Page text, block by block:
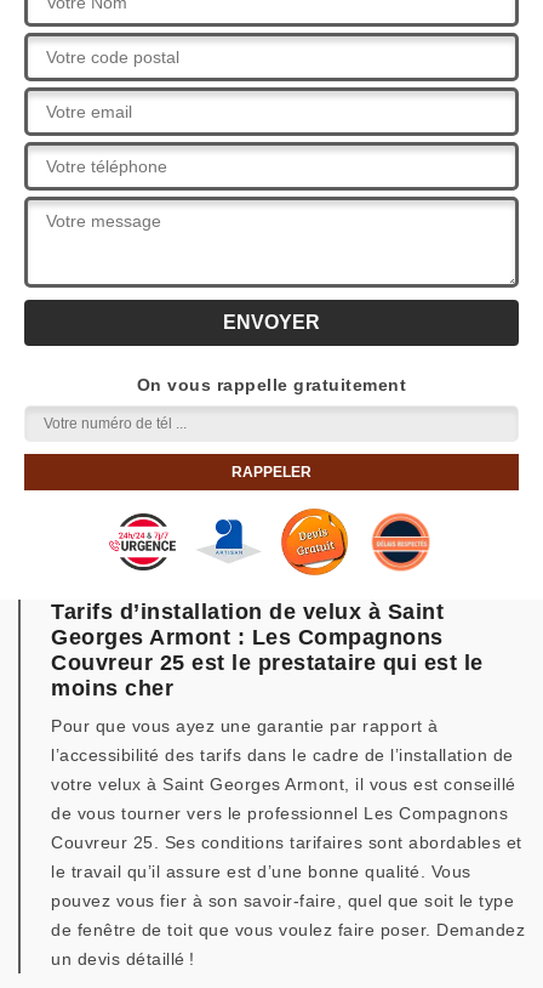
On vous rappelle gratuitement
Tarifs d’installation de velux à Saint
Georges Armont : Les Compagnons
Couvreur 25 est le prestataire qui est le
moins cher
Pour que vous ayez une garantie par rapport à
l’accessibilité des tarifs dans le cadre de l’installation de
votre velux à Saint Georges Armont, il vous est conseillé
de vous tourner vers le professionnel Les Compagnons
Couvreur 25. Ses conditions tarifaires sont abordables et
le travail qu’il assure est d’une bonne qualité. Vous
pouvez vous fier à son savoir-faire, quel que soit le type
de fenêtre de toit que vous voulez faire poser. Demandez
un devis détaillé !